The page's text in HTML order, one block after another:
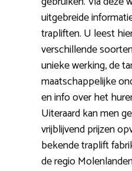
uitgebreide
trapliften. U leest
verschillende
unieke werking, de
maatschappelijke
en info over het
Uiteraard kan men
vrijblijvend prijzen
bekende traplift
de regio